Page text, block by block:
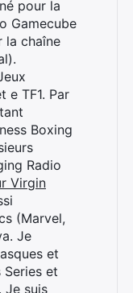
pour la
Gamecube
la chaîne
e TF1. Par
Boxing
Radio
Virgin
(Marvel,
Je
et
Series et
Je suis